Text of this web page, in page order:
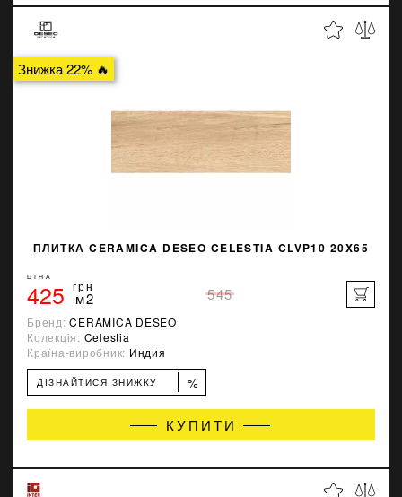
Знижка 22% 🔥
ПЛИТКА CERAMICA DESEO CELESTIA CLVP10 20X65
ЦІНА
425 грн
м2 545
Бренд:CERAMICA DESEO
Колекція: Celestia
Країна-виробник: Индия
ДІЗНАЙТИСЯ ЗНИЖКУ %
КУПИТИ